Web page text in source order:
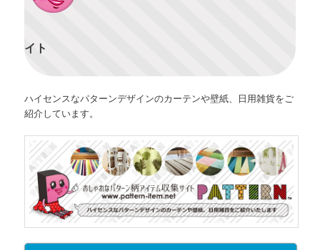
イト
ハイセンスなパターンデザインのカーテンや壁紙、日用雑貨をご
紹介しています。